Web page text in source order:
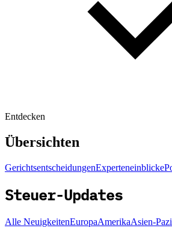
Entdecken
Übersichten
GerichtsentscheidungenExperteneinblicke
Steuer-Updates
Alle NeuigkeitenEuropaAmerikaAsien-